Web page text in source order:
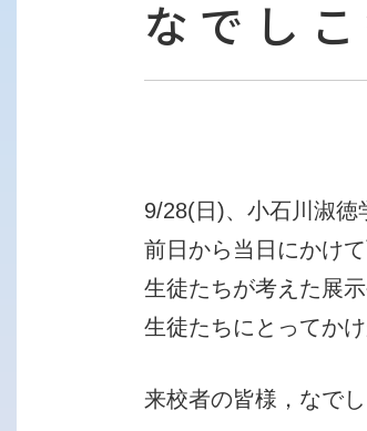
なでし
9/28(日)、小石川淑徳
前日から当日にかけ
生徒たちが考えた展
生徒たちにとってか
来校者の皆様，なで